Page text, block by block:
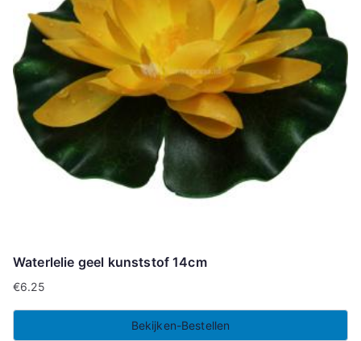
Waterlelie geel kunststof 14cm
€6.25
Bekijken-Bestellen